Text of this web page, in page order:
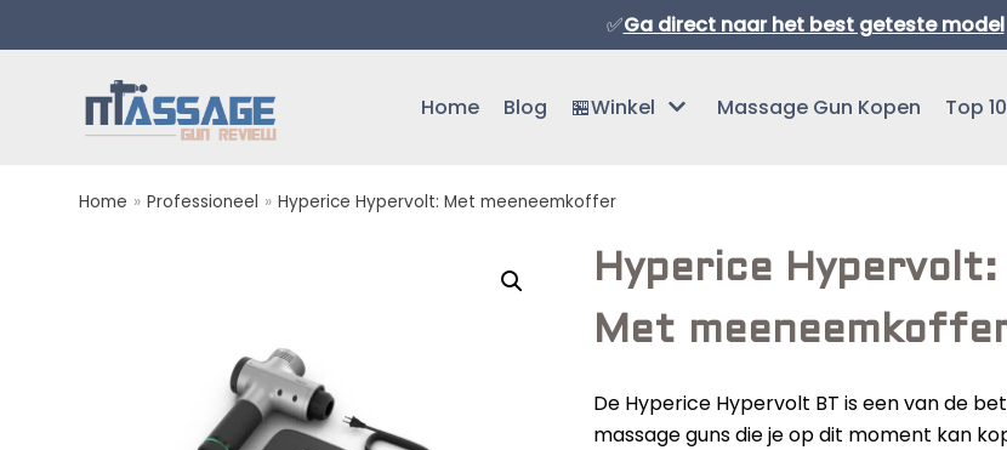
naar
inhoud
✅Ga direct naar het best geteste model
Home Blog 🏪Winkel Massage Gun Kopen Top 10
Professionele Massage Guns
Home » Professioneel » Hyperice Hypervolt: Met meeneemkoffer
Hyperice Hypervolt:
Met
De Hyperice Hypervolt BT is een van de
massage guns die je op dit moment kan